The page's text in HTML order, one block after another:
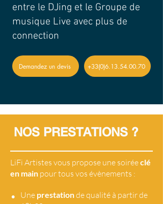
entre le DJing et le Groupe de
musique Live avec plus de
connection
Demandez un devis +33(0)6.13.54.00.70
NOS PRESTATIONS ?
LiFi Artistes vous propose une soiréeclé
en main pour tous vos évènements :
• Une prestationde qualité à partir de